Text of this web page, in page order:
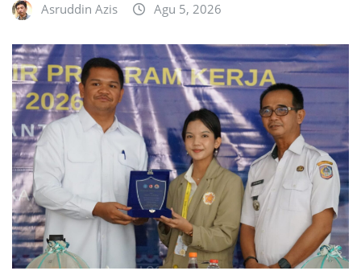
Asruddin Azis Agu 5, 2026